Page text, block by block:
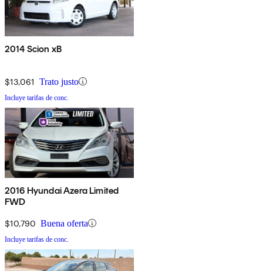
2014 Scion xB
$13,061 Trato justo
Incluye tarifas de conc.
2016 Hyundai Azera Limited
FWD
$10,790 Buena oferta
Incluye tarifas de conc.